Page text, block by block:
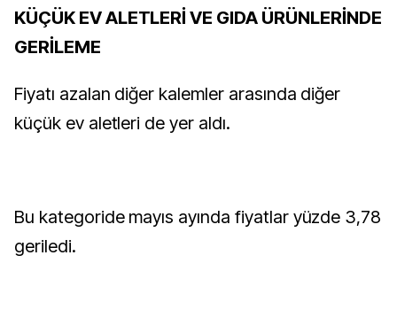
KÜÇÜK EV ALETLERİ VE GIDA ÜRÜNLERİNDE
GERİLEME
Fiyatı azalan diğer kalemler arasında diğer
küçük ev aletleri de yer aldı.
Bu kategoride mayıs ayında fiyatlar yüzde 3,78
geriledi.